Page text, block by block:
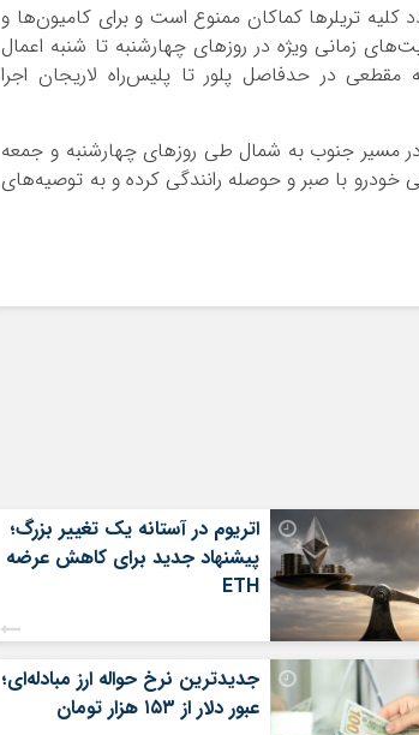
تریلرها کماکان ممنوع است و برای کامیون‌ها و
زمانی ویژه در روزهای چهارشنبه تا شنبه اعمال
در حدفاصل پلور تا پلیس‌راه لاریجان اجرا
مسیر جنوب به شمال طی روزهای چهارشنبه و جمعه
با صبر و حوصله رانندگی کرده و به توصیه‌های
اتریوم در آستانه یک تغییر بزرگ؛
پیشنهاد جدید برای کاهش عرضه
ETH
جدیدترین نرخ حواله ارز مبادله‌ای؛
عبور دلار از ۱۵۳ هزار تومان